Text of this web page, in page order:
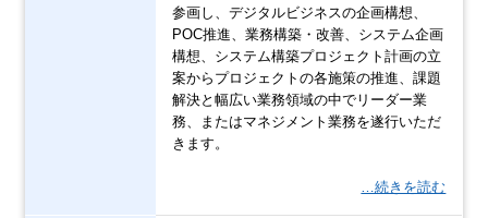
参画し、デジタルビジネスの企画構想、
POC推進、業務構築・改善、システム企画
構想、システム構築プロジェクト計画の立
案からプロジェクトの各施策の推進、課題
解決と幅広い業務領域の中でリーダー業
務、またはマネジメント業務を遂行いただ
きます。
…続きを読む